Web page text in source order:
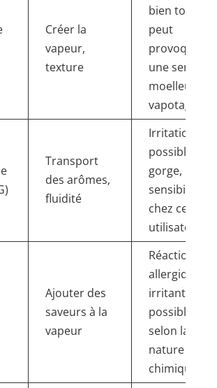
Créer la
vapeur,
texture
bien tolérée,
peut
provoquer
une
moelleuse
vapotage
Transport
des arômes,
fluidité
Irritation
possible de
gorge,
chez
utilisateurs
Ajouter des
saveurs à la
vapeur
Réactions
allergiques
irritantes
possibles
selon la
nature
chimique